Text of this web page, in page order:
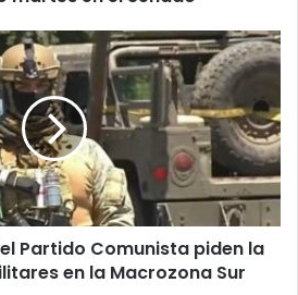
Partido Comunista piden la
en la Macrozona Sur